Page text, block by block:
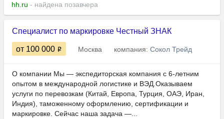
hh.ru - найдена позавчера
Специалист по маркировке Честный ЗНАК
от 100 000 Москва компания: Сокол Трейд
О компании Мы — экспедиторская компания с 6-летним
опытом в международной логистике и ВЭД.Оказываем
услуги по перевозкам (Китай, Европа, Турция, ОАЭ, Иран,
Индия), таможенному оформлению, сертификации и
маркировке. Сейчас наша задача —...